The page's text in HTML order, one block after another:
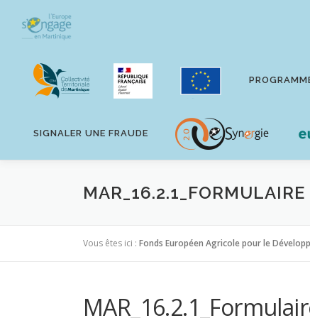
contenu
SIGNALER UNE FRAUDE
Vous êtes ici : Fonds Européen Agricole pour le